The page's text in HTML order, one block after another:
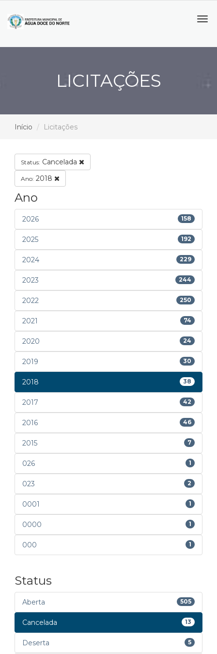
LICITAÇÕES
Início Licitações
Status: Cancelada
Ano: 2018
Ano
2026 158
2025 192
2024 229
2023 244
2022 250
2021 74
2020 24
2019 30
2018 38
2017 42
2016 46
2015 7
026 1
023 2
0001 1
0000 1
000 1
Status
Aberta 505
Cancelada 13
Deserta 5